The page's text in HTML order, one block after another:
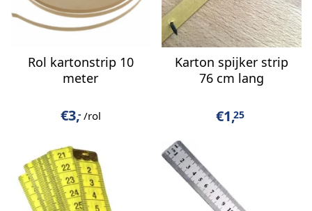
Rol kartonstrip 10
meter
€3,- /rol
Karton spijker strip
76 cm lang
€1,25